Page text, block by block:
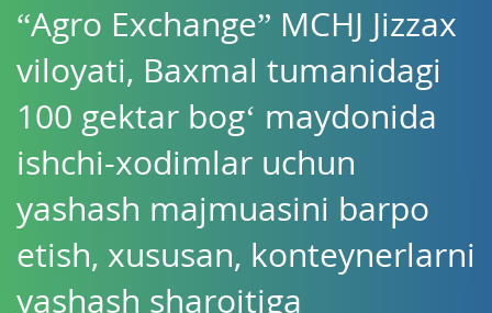
“Agro Exchange” MCHJ Jizzax
viloyati, Baxmal tumanidagi
100 gektar bog‘ maydonida
ishchi-xodimlar uchun
yashash majmuasini barpo
etish, xususan, konteynerlarni
yashash sharoitiga